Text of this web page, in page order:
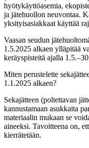
hyötykäyttöasemia,
ja jätehuollon neuvontaa.
yksityisasiakkaat käyttää
Vaasan seudun
1.5.2025 alkaen ylläpitää
keräyspisteitä ajalla
Miten perustelette
1.1.2025 alkaen?
Sekajätteen (poltettavan
kannustamaan asukkaita
materiaalin mukaan se
aineeksi. Tavoitteena on,
kierrätetään.